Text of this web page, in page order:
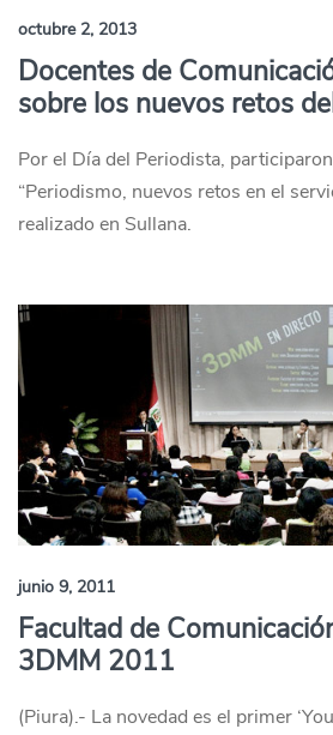
octubre 2, 2013
Docentes de
sobre los nuevos retos
Por el Día del Periodista,
“Periodismo, nuevos retos en el
realizado en Sullana.
junio 9, 2011
Facultad de
3DMM 2011
(Piura).- La novedad es el primer